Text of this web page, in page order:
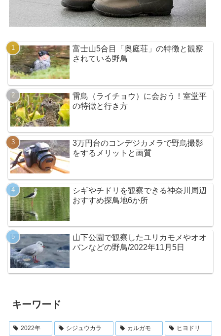
富士山5合目「奥庭荘」の特徴と観察
されている野鳥
雷鳥（ライチョウ）に会おう！室堂平
の特徴と行き方
3万円台のコンデジカメラで野鳥撮影
をするメリットと画質
シギやチドリを観察できる神奈川周辺
おすすめ探鳥地6か所
山下公園で観察したユリカモメやオオ
バンなどの野鳥/2022年11月5日
キーワード
2022年 シジュウカラ カルガモ ヒヨドリ